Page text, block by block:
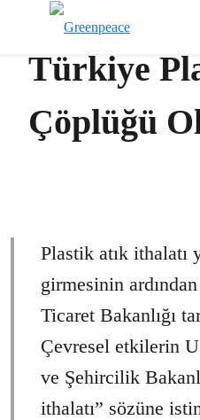
Türkiye
Çöplüğü
Plastik atık ithalatı
girmesinin
Ticaret Bakanlığı
Çevresel etkilerin
ve Şehircilik
ithalatı” sözüne